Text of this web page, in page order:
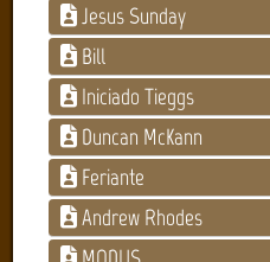
Jesus Sunday
Bill
Iniciado Tieggs
Duncan McKann
Feriante
Andrew Rhodes